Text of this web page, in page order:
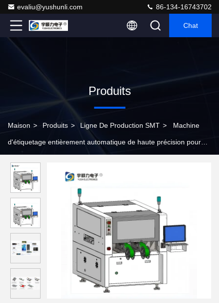
evaliu@yushunli.com 86-134-16743702
Chat
Produits
Maison > Produits > Ligne De Production SMT > Machine
d'étiquetage entièrement automatique de haute précision pour